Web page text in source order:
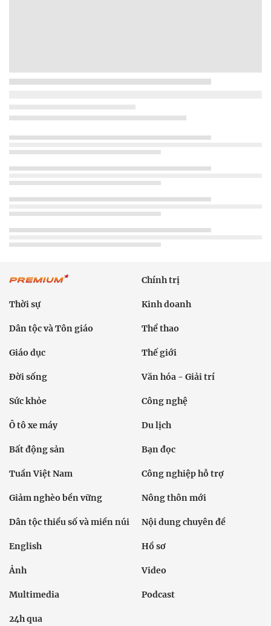
Chính trị
Thời sự Kinh doanh
Dân tộc và Tôn giáo Thể thao
Giáo dục Thế giới
Đời sống Văn hóa - Giải trí
Sức khỏe Công nghệ
Ô tô xe máy Du lịch
Bất động sản Bạn đọc
Tuần Việt Nam Công nghiệp hỗ trợ
Giảm nghèo bền vững Nông thôn mới
Dân tộc thiểu số và miền núi Nội dung chuyên đề
English Hồ sơ
Ảnh Video
Multimedia Podcast
24h qua